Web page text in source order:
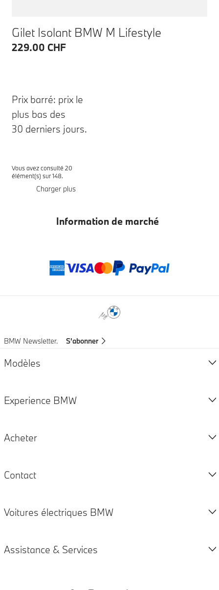
Gilet Isolant BMW M Lifestyle
229.00 CHF
Prix barré: prix le
plus bas des
30 derniers jours.
Vous avez consulté 20
élément(s) sur 148.
Charger plus
Information de marché
Modes de